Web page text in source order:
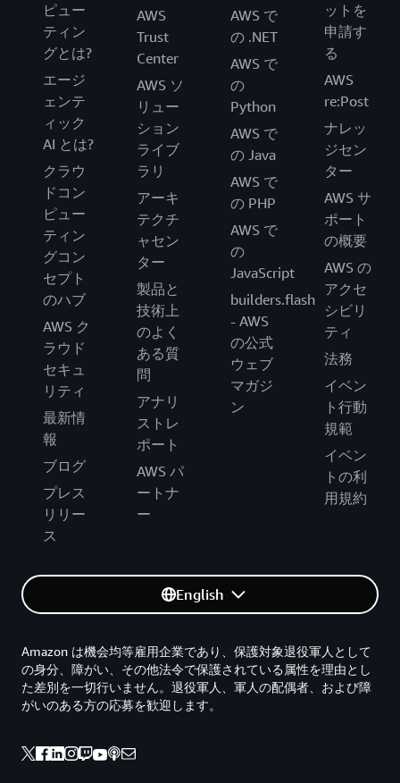
ピュー
ティン
グとは?
エージ
ェンテ
ィック
AI とは?
クラウ
ドコン
ピュー
ティン
グコン
セプト
のハブ
AWS ク
ラウド
セキュ
リティ
最新情
報
ブログ
プレス
リリー
ス
AWS
Trust
Center
AWS ソ
リュー
ション
ライブ
ラリ
アーキ
テクチ
ャセン
ター
製品と
技術上
のよく
ある質
問
アナリ
ストレ
ポート
AWS パ
ートナ
ー
AWS で
の .NET
AWS で
の
Python
AWS で
の Java
AWS で
の PHP
AWS で
の
JavaScript
builders.flash
- AWS
の公式
ウェブ
マガジ
ン
ットを
申請す
る
AWS
re:Post
ナレッ
ジセン
ター
AWS サ
ポート
の概要
AWS の
アクセ
シビリ
ティ
法務
イベン
ト行動
規範
イベン
トの利
用規約
English
Amazon は機会均等雇用企業であり、保護対象退役軍人として
の身分、障がい、その他法令で保護されている属性を理由とし
た差別を一切行いません。退役軍人、軍人の配偶者、および障
がいのある方の応募を歓迎します。